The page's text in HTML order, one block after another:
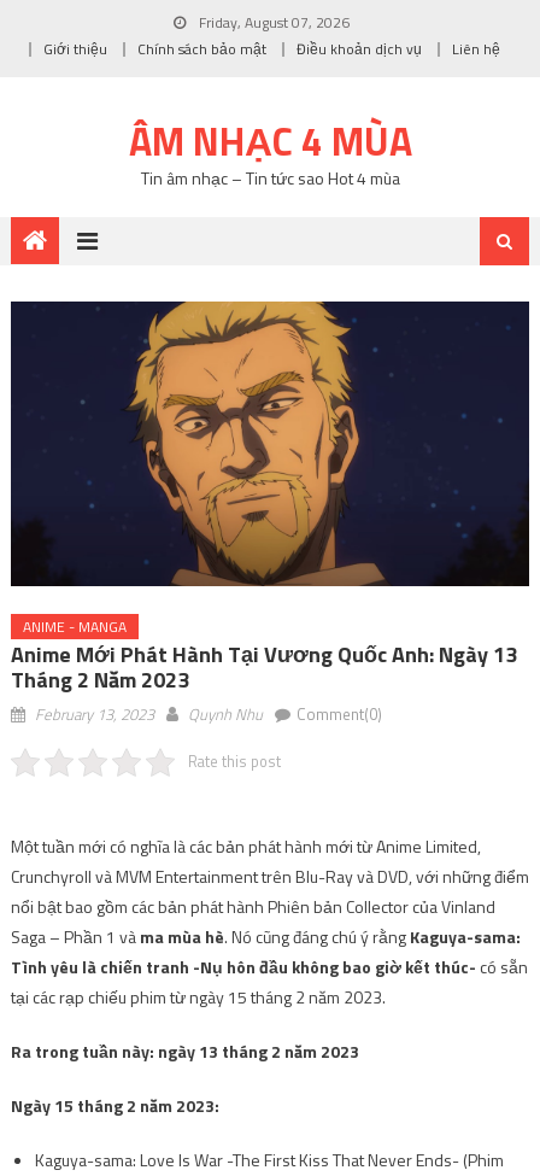
Friday, August 07, 2026
Giới thiệu
Chính sách bảo mật Điều khoản dịch vụ Liên hệ
ÂM NHẠC 4 MÙA
Tin âm nhạc – Tin tức sao Hot 4 mùa
ANIME - MANGA
Anime Mới Phát Hành Tại Vương Quốc Anh: Ngày 13
Tháng 2 Năm 2023
February 13, 2023 Quynh Nhu Comment(0)
Rate this post
Một tuần mới có nghĩa là các bản phát hành mới từ Anime Limited,
Crunchyroll và MVM Entertainment trên Blu-Ray và DVD, với những điểm
nổi bật bao gồm các bản phát hành Phiên bản Collector của Vinland
Saga – Phần 1 vàma mùa hè. Nó cũng đáng chú ý rằngKaguya-sama:
Tình yêu là chiến tranh -Nụ hôn đầu không bao giờ kết thúc- có sẵn
tại các rạp chiếu phim từ ngày 15 tháng 2 năm 2023.
Ra trong tuần này: ngày 13 tháng 2 năm 2023
Ngày 15 tháng 2 năm 2023:
Kaguya-sama: Love Is War -The First Kiss That Never Ends- (Phim